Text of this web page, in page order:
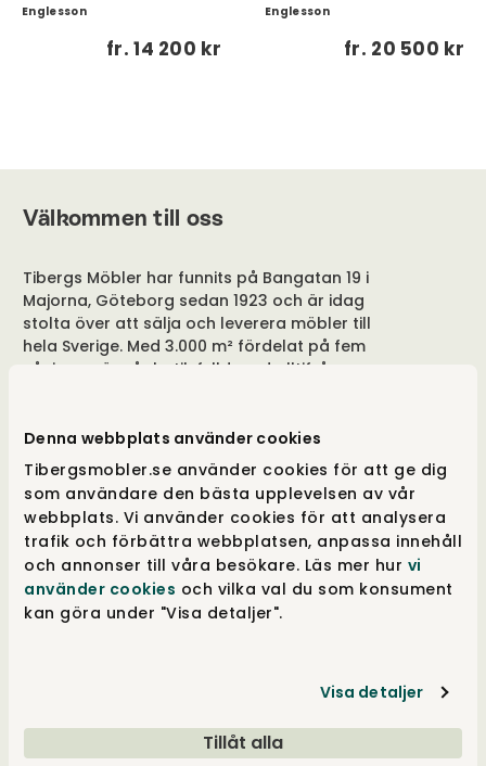
Denna webbplats använder cookies
Tibergsmobler.se använder cookies för att ge dig
som användare den bästa upplevelsen av vår
webbplats. Vi använder cookies för att analysera
trafik och förbättra webbplatsen, anpassa innehåll
och annonser till våra besökare. Läs mer hur vi
använder cookies och vilka val du som konsument
kan göra under "Visa detaljer".
Visa detaljer
Tillåt alla
Englesson
fr.14 200 kr
Englesson
fr. 20 500 kr
Välkommen till oss
Tibergs Möbler har funnits på Bangatan 19 i
Majorna, Göteborg sedan 1923 och är idag
stolta över att sälja och leverera möbler till
hela Sverige. Med 3.000 m² fördelat på fem
våningar, är vår butik fylld med alltifrån
handla online på tibergsmobler.se. Vi ser fram
emot att hjälpa dig hitta rätt möbel för ditt
Kundservice
Öppettider